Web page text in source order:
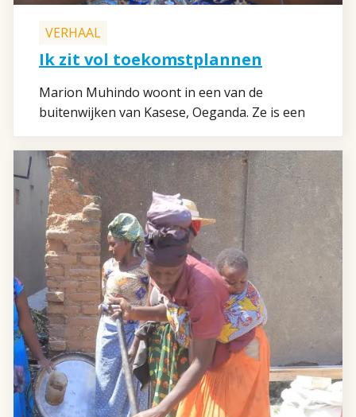
VERHAAL
Ik zit vol toekomstplannen
Marion Muhindo woont in een van de
buitenwijken van Kasese, Oeganda. Ze is een
Vastenactie-campagneproject 2025. Dankzij de
productie van briketten veranderde haar
leven. Ze zit vol plannen voor de nabije en iets
verdere toekomst!